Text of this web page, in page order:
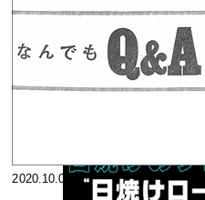
2020.10.02